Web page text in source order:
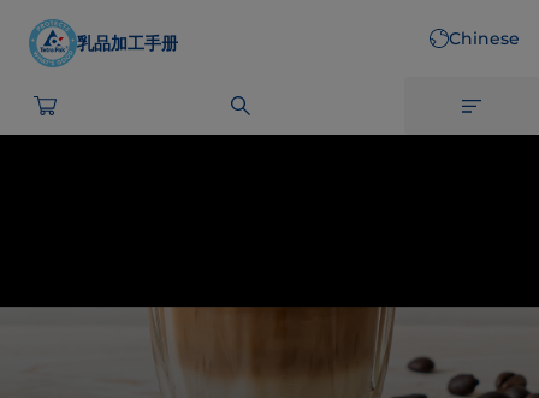
main
content
乳品加工手册 Chinese